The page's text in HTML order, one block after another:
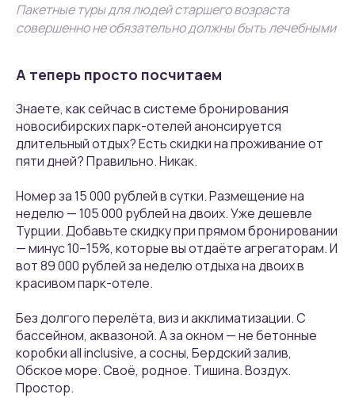
Пакетные туры для людей старшего возраста
совершенно не обязательно должны быть лечебными
А теперь просто посчитаем
Знаете, как сейчас в системе бронирования
новосибирских парк-отелей анонсируется
длительный отдых? Есть скидки на проживание от
пяти дней? Правильно. Никак.
Номер за 15 000 рублей в сутки. Размещение на
неделю — 105 000 рублей на двоих. Уже дешевле
Турции. Добавьте скидку при прямом бронировании
— минус 10–15%, которые вы отдаёте агрегаторам. И
вот 89 000 рублей за неделю отдыха на двоих в
красивом парк-отеле.
Без долгого перелёта, виз и акклиматизации. С
бассейном, аквазоной. А за окном — не бетонные
коробки all inclusive, а сосны, Бердский залив,
Обское море. Своё, родное. Тишина. Воздух.
Простор.